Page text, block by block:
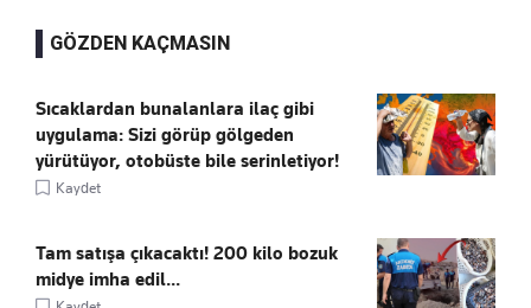
GÖZDEN KAÇMASIN
Sıcaklardan bunalanlara ilaç gibi
uygulama: Sizi görüp gölgeden
yürütüyor, otobüste bile serinletiyor!
Kaydet
Tam satışa çıkacaktı! 200 kilo bozuk
midye imha edil...